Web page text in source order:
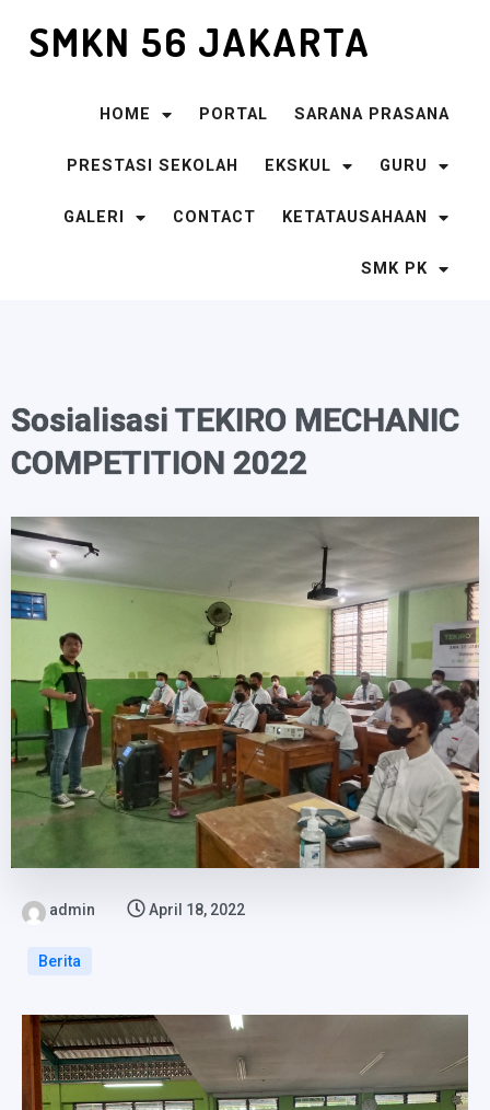
SMKN 56 JAKARTA
HOME PORTAL SARANA PRASANA
PRESTASI SEKOLAH EKSKUL GURU
GALERI CONTACT KETATAUSAHAAN
SMK PK
Sosialisasi TEKIRO MECHANIC
COMPETITION 2022
admin April 18, 2022
Berita